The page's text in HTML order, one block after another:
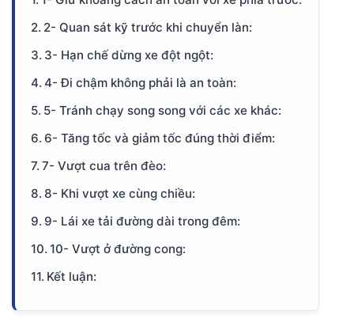
2- Quan sát kỹ trước khi chuyển làn:
3- Hạn chế dừng xe đột ngột:
4- Đi chậm không phải là an toàn:
5- Tránh chạy song song với các xe khác:
6- Tăng tốc và giảm tốc đúng thời điểm:
7- Vượt cua trên đèo:
8- Khi vượt xe cùng chiều:
9- Lái xe tải đường dài trong đêm:
10- Vượt ở đường cong:
Kết luận: